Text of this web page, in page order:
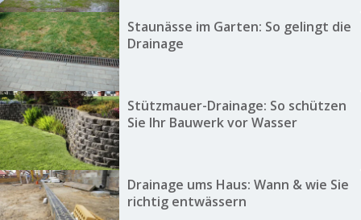
Staunässe im Garten: So gelingt die
Drainage
Stützmauer-Drainage: So schützen
Sie Ihr Bauwerk vor Wasser
Drainage ums Haus: Wann & wie Sie
richtig entwässern